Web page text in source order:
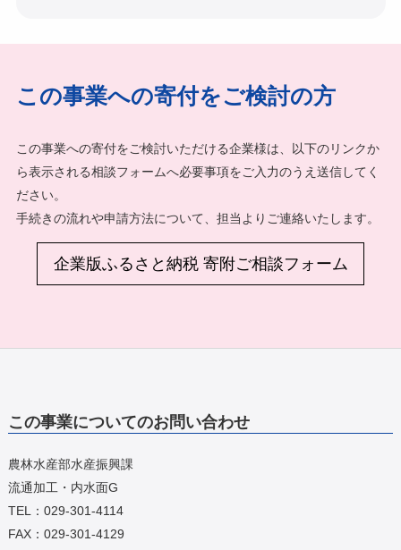
この事業への寄付をご検討の方
この事業への寄付をご検討いただける企業様は、以下のリンクか
ら表示される相談フォームへ必要事項をご入力のうえ送信してく
ださい。
手続きの流れや申請方法について、担当よりご連絡いたします。
企業版ふるさと納税 寄附ご相談フォーム
この事業についてのお問い合わせ
農林水産部水産振興課
流通加工・内水面G
TEL：029-301-4114
FAX：029-301-4129